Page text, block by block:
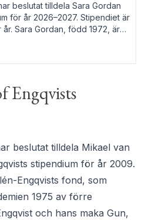
beslutat tilldela Sara Gordan
för år 2026–2027. Stipendiet är
Sara Gordan, född 1972, är
Hon debuterade 2006 med
En
Engqvists
beslutat tilldela Mikael van
stipendium för år 2009.
Engqvists fond, som
1975 av förre
och hans maka Gun,